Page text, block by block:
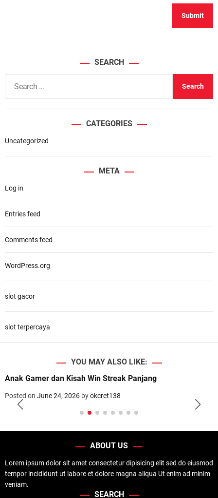
SEARCH
h
:
CATEGORIES
Uncategorized
META
Log in
Entries feed
Comments feed
WordPress.org
slot gacor
slot terpercaya
YOU MAY ALSO LIKE:
Anak Gamer dan Kisah Win Streak Panjang
Posted on June 24, 2026 byokcret138
ABOUT US
Lorem ipsum dolor sit amet consectetur dipisicing elit sed do eiusmod
tempor incididunt ut labore et dolore magna aliqua Ut enim ad minim
veniam.
SEARCH